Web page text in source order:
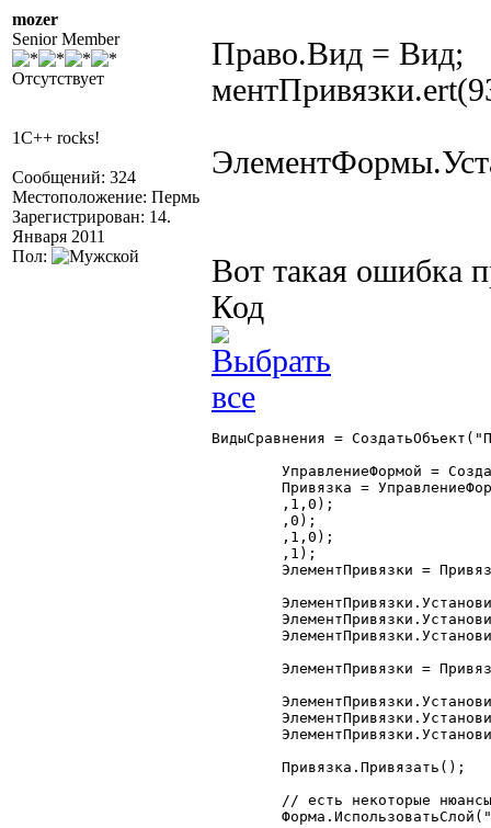
mozer
Senior Member
Отсутствует
1C++ rocks!
Сообщений: 324
Местоположение: Пермь
Зарегистрирован: 14.
Января 2011
Пол:
Право.Вид = Вид;
Вот такая ошибка
Код
ВидыСравнения =